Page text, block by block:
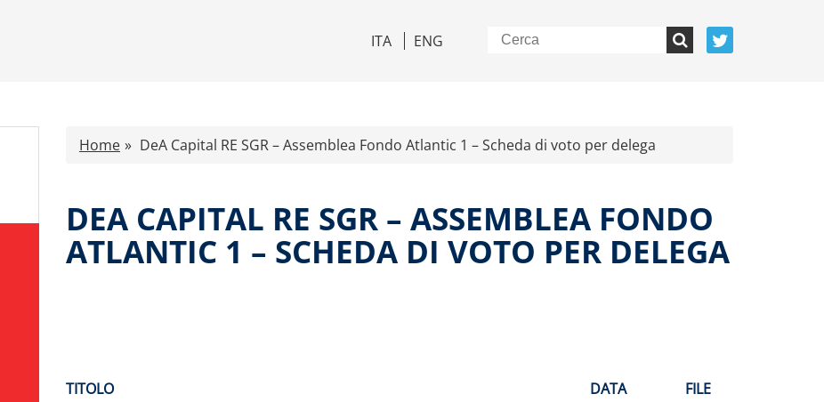
ITA ENG
Home DeA Capital RE SGR – Assemblea Fondo Atlantic 1 – Scheda di voto per delega
DEA CAPITAL RE SGR – ASSEMBLEA FONDO
ATLANTIC 1 – SCHEDA DI VOTO PER DELEGA
TITOLO DATA FILE